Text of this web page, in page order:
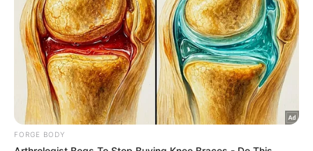
Η Σοφία Καρβέλα μοιράστηκε ένα μήνυμα
σχετικά με τον εθισμό και την απεξάρτηση από
το αλκοόλ.
Η κόρη της Άννας Βίσση και του Νίκου Καρβέλα
γιόρτασε 15 χρόνια νηφάλια και θέλησε να
μοιραστεί τις σκέψεις της με τους διαδικτυακούς